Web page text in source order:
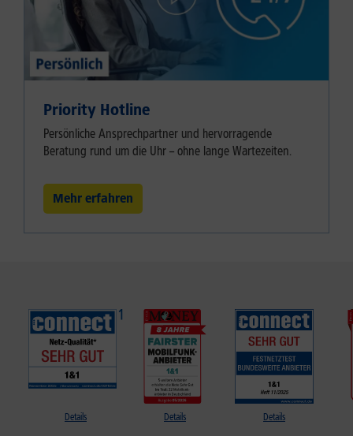
Priority Hotline
Persönliche Ansprechpartner und hervorragende
Beratung rund um die Uhr – ohne lange Wartezeiten.
Mehr erfahren
Details Details Details